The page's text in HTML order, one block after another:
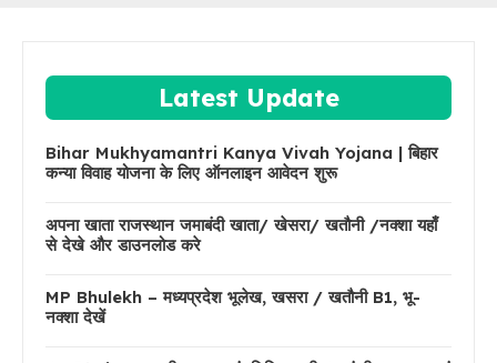
Latest Update
Bihar Mukhyamantri Kanya Vivah Yojana | बिहार
कन्या विवाह योजना के लिए ऑनलाइन आवेदन शुरू
अपना खाता राजस्थान जमाबंदी खाता/ खेसरा/ खतौनी /नक्शा यहाँ
से देखे और डाउनलोड करे
MP Bhulekh – मध्यप्रदेश भूलेख, खसरा / खतौनी B1, भू-
नक्शा देखें